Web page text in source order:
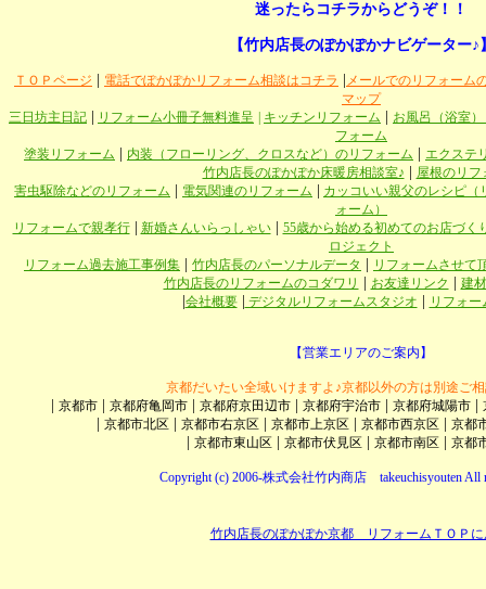
迷ったらコチラからどうぞ！！
【竹内店長のぽかぽかナビゲーター♪
ＴＯＰページ 電話でぽかぽかリフォーム相談はコチラ
メールでのリフォーム
マップ
三日坊主日記
リフォーム小冊子無料進呈 キッチンリフォーム
お風呂（浴室
フォーム
塗装リフォーム
内装（フローリング、クロスなど）のリフォーム
エクステ
竹内店長のぽかぽか床暖房相談室♪
屋根のリフ
害虫駆除などのリフォーム
電気関連のリフォーム
カッコいい親父のレシピ（
ォーム）
リフォームで親孝行| 新婚さんいらっしゃい| 55歳から始める初めてのお店づく
ロジェクト
リフォーム過去施工事例集
竹内店長のパーソナルデータ
リフォームさせて
竹内店長のリフォームのコダワリ
お友達リンク 建
会社概要| デジタルリフォームスタジオ リフォー
【営業エリアのご案内】
京都だいたい全域いけますよ♪京都以外の方は別途ご
京都市 京都府亀岡市 京都府京田辺市 京都府宇治市 京都府城陽市
京都市北区| 京都市右京区| 京都市上京区| 京都市西京区| 京都
京都市東山区| 京都市伏見区| 京都市南区| 京都
Copyright (c) 2006-株式会社竹内商店 takeuchisyouten All
竹内店長のぽかぽか京都 リフォームＴＯＰに